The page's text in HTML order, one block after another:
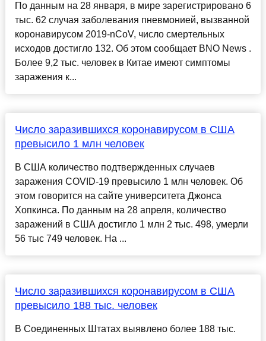
По данным на 28 января, в мире зарегистрировано 6
тыс. 62 случая заболевания пневмонией, вызванной
коронавирусом 2019-nCoV, число смертельных
исходов достигло 132. Об этом сообщает BNO News .
Более 9,2 тыс. человек в Китае имеют симптомы
заражения к...
Число заразившихся коронавирусом в США
превысило 1 млн человек
В США количество подтвержденных случаев
заражения COVID-19 превысило 1 млн человек. Об
этом говорится на сайте университета Джонса
Хопкинса. По данным на 28 апреля, количество
заражений в США достигло 1 млн 2 тыс. 498, умерли
56 тыс 749 человек. На ...
Число заразившихся коронавирусом в США
превысило 188 тыс. человек
В Соединенных Штатах выявлено более 188 тыс.